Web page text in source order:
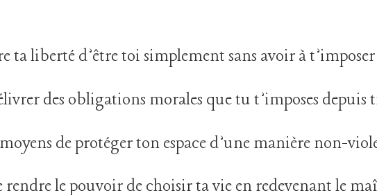
ta liberté d’être toi simplement sans avoir à
des obligations morales que tu t’imposes depuis
de protéger ton espace d’une manière non-
rendre le pouvoir de choisir ta vie en redevenant le